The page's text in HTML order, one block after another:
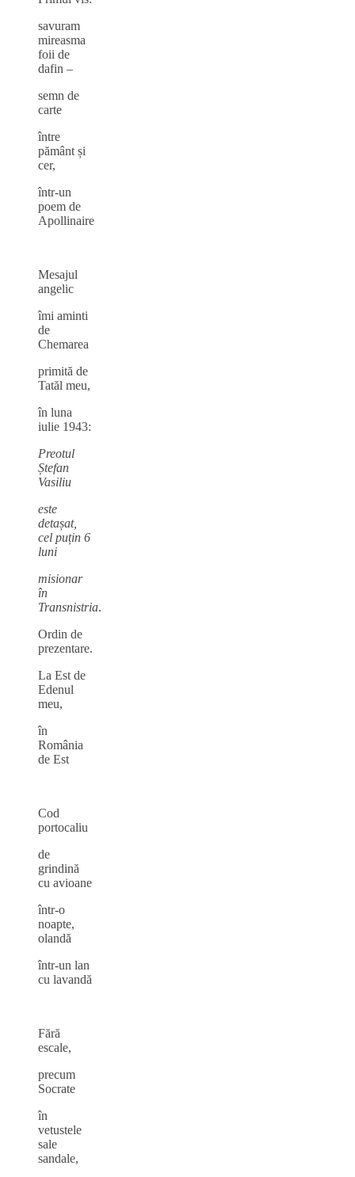
savuram
mireasma
foii de
dafin –
semn de
carte
între
pământ și
cer,
într‑un
poem de
Apollinaire
Mesajul
angelic
îmi aminti
de
Chemarea
primită de
Tatăl meu,
în luna
iulie 1943:
Preotul
Ștefan
Vasiliu
este
detașat,
cel puțin 6
luni
misionar
în
Transnistria.
Ordin de
prezentare.
La Est de
Edenul
meu,
în
România
de Est
Cod
portocaliu
de
grindină
cu avioane
într‑o
noapte,
olandă
într‑un lan
cu lavandă
Fără
escale,
precum
Socrate
în
vetustele
sale
sandale,